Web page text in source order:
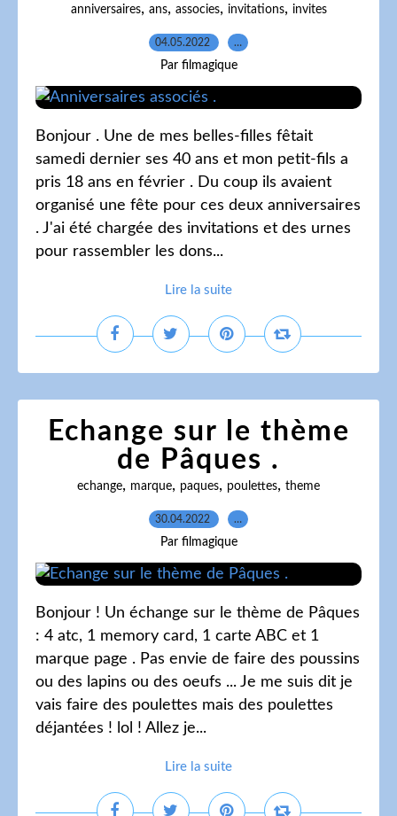
anniversaires, ans, associes, invitations, invites
04.05.2022 …
Par filmagique
Bonjour . Une de mes belles-filles fêtait
samedi dernier ses 40 ans et mon petit-fils a
pris 18 ans en février . Du coup ils avaient
organisé une fête pour ces deux anniversaires
. J'ai été chargée des invitations et des urnes
pour rassembler les dons...
Lire la suite
Echange sur le thème
de Pâques .
echange, marque, paques, poulettes, theme
30.04.2022 …
Par filmagique
Bonjour ! Un échange sur le thème de Pâques
: 4 atc, 1 memory card, 1 carte ABC et 1
marque page . Pas envie de faire des poussins
ou des lapins ou des oeufs ... Je me suis dit je
vais faire des poulettes mais des poulettes
déjantées ! lol ! Allez je...
Lire la suite